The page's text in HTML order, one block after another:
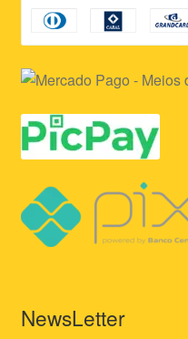
NewsLetter